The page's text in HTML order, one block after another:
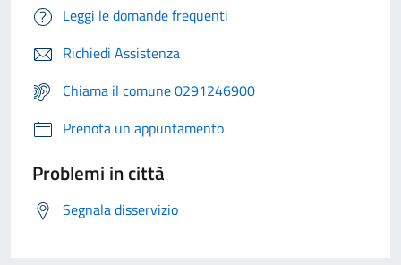
Leggi le domande frequenti
Richiedi Assistenza
Chiama il comune 0291246900
Prenota un appuntamento
Problemi in città
Segnala disservizio